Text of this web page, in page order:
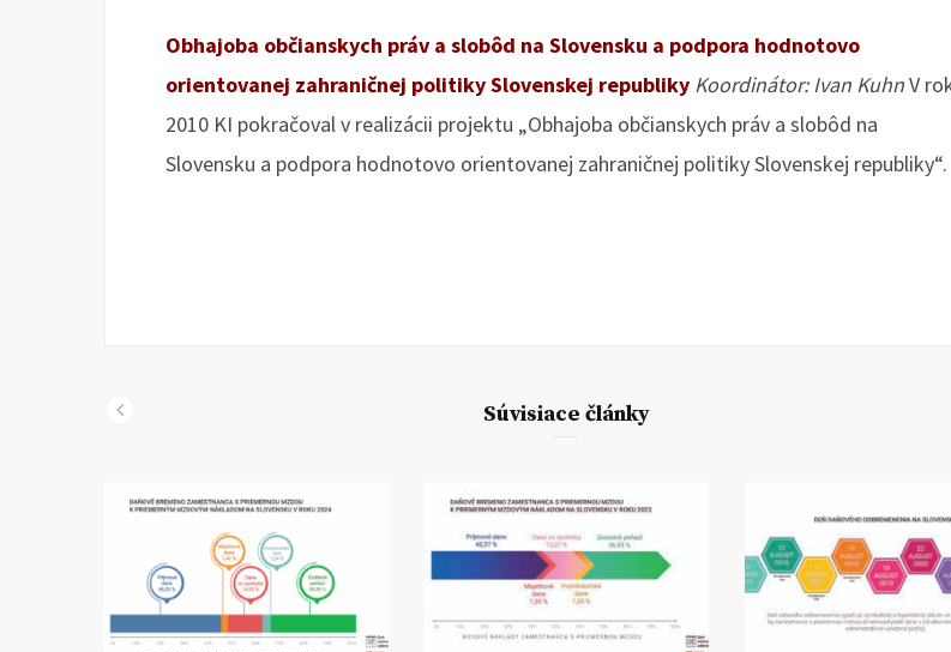
Obhajoba občianskych práv a slobôd na Slovensku a podpora hodnotovo
orientovanej zahraničnej politiky Slovenskej republiky Koordinátor: Ivan KuhnV
2010 KI pokračoval v realizácii projektu „Obhajoba občianskych práv a slobôd na
Slovensku a podpora hodnotovo orientovanej zahraničnej politiky Slovenskej republiky“.
Súvisiace články